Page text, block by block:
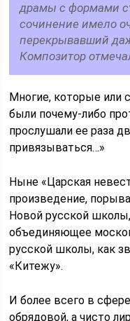
драмы с формами
сочинение имело
перекрывавший
Композитор
Многие, которые или
были почему-либо
прослушали ее раза
привязываться…»
Ныне «Царская
произведение,
Новой русской
объединяющее
русской школы, как
«Китежу».
И более всего в
обрядовой, а чисто